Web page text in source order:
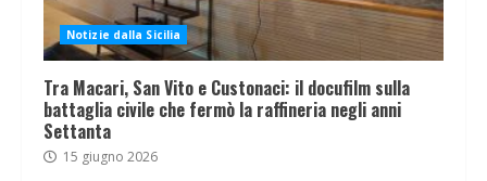
Notizie dalla Sicilia
Tra Macari, San Vito e Custonaci: il docufilm sulla
battaglia civile che fermò la raffineria negli anni
Settanta
15 giugno 2026